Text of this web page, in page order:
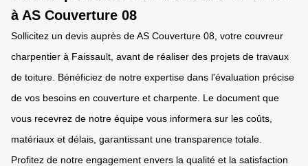
à AS Couverture 08
Sollicitez un devis auprès de AS Couverture 08, votre couvreur
charpentier à Faissault, avant de réaliser des projets de travaux
de toiture. Bénéficiez de notre expertise dans l'évaluation précise
de vos besoins en couverture et charpente. Le document que
vous recevrez de notre équipe vous informera sur les coûts,
matériaux et délais, garantissant une transparence totale.
Profitez de notre engagement envers la qualité et la satisfaction